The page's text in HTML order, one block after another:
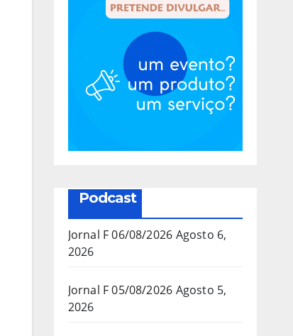
Podcast
Jornal F 06/08/2026 Agosto 6,
2026
Jornal F 05/08/2026 Agosto 5,
2026